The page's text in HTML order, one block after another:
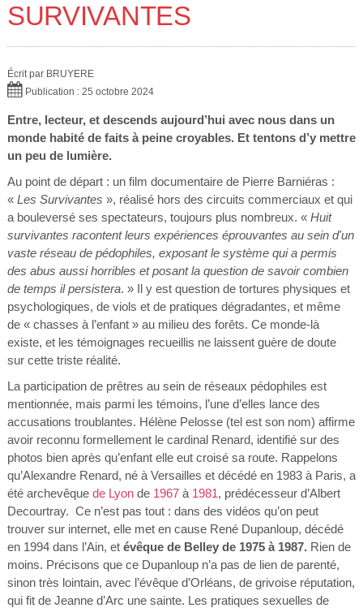
SURVIVANTES
Écrit par BRUYERE
Publication : 25 octobre 2024
Entre, lecteur, et descends aujourd’hui avec nous dans un
monde habité de faits à peine croyables. Et tentons d’y mettre
un peu de lumière.
Au point de départ : un film documentaire de Pierre Barniéras :
« Les Survivantes », réalisé hors des circuits commerciaux et qui
a bouleversé ses spectateurs, toujours plus nombreux. « Huit
survivantes racontent leurs expériences éprouvantes au sein d'un
vaste réseau de pédophiles, exposant le système qui a permis
des abus aussi horribles et posant la question de savoir combien
de temps il persistera. » Il y est question de tortures physiques et
psychologiques, de viols et de pratiques dégradantes, et même
de « chasses à l’enfant » au milieu des forêts. Ce monde-là
existe, et les témoignages recueillis ne laissent guère de doute
sur cette triste réalité.
La participation de prêtres au sein de réseaux pédophiles est
mentionnée, mais parmi les témoins, l’une d’elles lance des
accusations troublantes. Hélène Pelosse (tel est son nom) affirme
avoir reconnu formellement le cardinal Renard, identifié sur des
photos bien après qu’enfant elle eut croisé sa route. Rappelons
qu’Alexandre Renard, né à Versailles et décédé en 1983 à Paris, a
été archevêque de Lyonde 1967à 1981, prédécesseur d’Albert
Decourtray. Ce n’est pas tout : dans des vidéos qu’on peut
trouver sur internet, elle met en cause René Dupanloup, décédé
en 1994 dans l’Ain, et évêque de Belley de 1975 à 1987.Rien de
moins. Précisons que ce Dupanloup n’a pas de lien de parenté,
sinon très lointain, avec l’évêque d’Orléans, de grivoise réputation,
qui fit de Jeanne d’Arc une sainte. Les pratiques sexuelles de